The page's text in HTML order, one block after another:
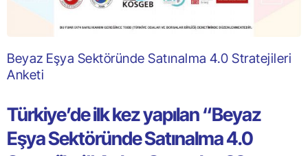
Beyaz Eşya Sektöründe Satınalma 4.0 Stratejileri
Anketi
Türkiye’de ilk kez yapılan “Beyaz
Eşya Sektöründe Satınalma 4.0